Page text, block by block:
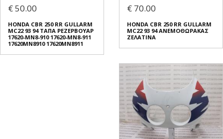
€ 50.00
HONDA CBR 250 RR GULLARM
MC22 93 94 ΤΑΠΑ ΡΕΖΕΡΒΟΥΑΡ
17620-MN8-910 17620-MN8-911
17620MN8910 17620MN8911
€ 70.00
HONDA CBR 250 RR GULLARM
MC22 93 94 ΑΝΕΜΟΘΩΡΑΚΑΣ
ΖΕΛΑΤΙΝΑ